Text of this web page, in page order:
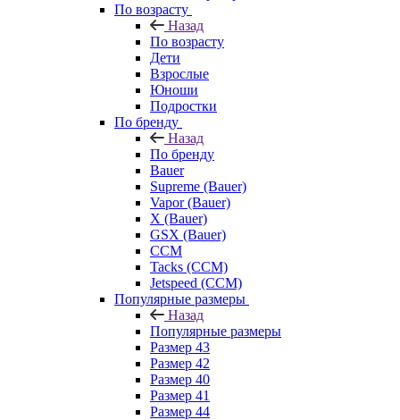
По возрасту
Назад
По возрасту
Дети
Взрослые
Юноши
Подростки
По бренду
Назад
По бренду
Bauer
Supreme (Bauer)
Vapor (Bauer)
X (Bauer)
GSX (Bauer)
CCM
Tacks (CCM)
Jetspeed (CCM)
Популярные размеры
Назад
Популярные размеры
Размер 43
Размер 42
Размер 40
Размер 41
Размер 44